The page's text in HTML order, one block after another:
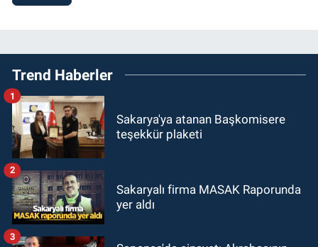
Trend Haberler
Sakarya'ya atanan Başkomisere
teşekkür plaketi
1
Sakaryalı firma MASAK Raporunda
yer aldı
2
3